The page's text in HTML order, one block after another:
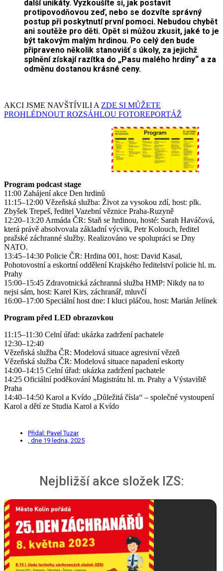
další unikáty. Vyzkoušíte si, jak postavit
protipovodňovou zeď, nebo se dozvíte správný
postup při poskytnutí první pomoci. Nebudou chybět
ani soutěže pro děti. Opět si můžou zkusit, jaké to je
být takovým malým hrdinou. Po celý den bude
připraveno několik stanovišť s úkoly, za jejichž
splnění získají razítka do „Pasu malého hrdiny“ a za
odměnu dostanou krásné ceny.
AKCI JSME NAVŠTÍVILI A ZDE SI MŮŽETE
PROHLÉDNOUT ROZSÁHLOU FOTOREPORTÁŽ
Program podcast stage
11:00 Zahájení akce Den hrdinů
11:15–12:00 Vězeňská služba: Život za vysokou zdí, host: plk.
Zbyšek Trepeš, ředitel Vazební věznice Praha-Ruzyně
12:20–13:20 Armáda ČR: Staň se hrdinou, hosté: Sarah Haváčová,
která právě absolvovala základní výcvik, Petr Kolouch, ředitel
pražské záchranné služby. Realizováno ve spolupráci se Dny
NATO.
13:45–14:30 Policie ČR: Hrdina 001, host: David Kasal,
Pohotovostní a eskortní oddělení Krajského ředitelství policie hl. m.
Prahy
15:00–15:45 Zdravotnická záchranná služba HMP: Nikdy na to
nejsi sám, host: Karel Kirs, záchranář, mluvčí
16:00–17:00 Speciální host dne: I kluci pláčou, host: Marián Jelínek
Program před LED obrazovkou
11:15–11:30 Celní úřad: ukázka zadržení pachatele
12:30–12:40
Vězeňská služba ČR: Modelová situace agresivní vězeň
Vězeňská služba ČR: Modelová situace napadení eskorty
14:00–14:15 Celní úřad: ukázka zadržení pachatele
14:25 Oficiální poděkování Magistrátu hl. m. Prahy a Výstaviště
Praha
14:40–14:50 Karol a Kvído „Důležitá čísla“ – společné vystoupení
Karol a dětí ze Studia Karol a Kvído
Přidal: Pavel Tuzar
, dne 19 ledna, 2025
Nejbližší akce složek IZS: